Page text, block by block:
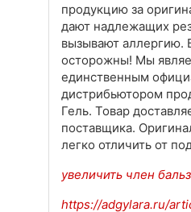
продукцию за
дают надлежащих
вызывают аллергию.
осторожны! Мы
единственным
дистрибьютором
Гель. Товар
поставщика.
легко отличить от
увеличить член
https://adgylara.ru/